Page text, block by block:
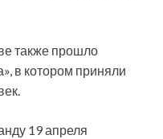
также прошло
в котором приняли
19 апреля